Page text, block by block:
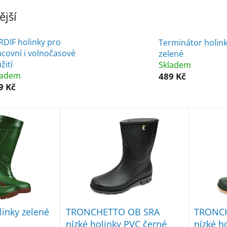
holinky pro
i volnočasové
Kč
Terminátor
zelené
Skladem
489 Kč
zelené
TRONCHETTO OB SRA
nízké holinky PVC černé
nízké